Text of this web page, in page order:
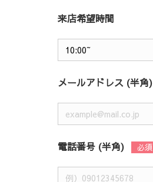
来店希望時間
メールアドレス (半角)
電話番号 (半角)